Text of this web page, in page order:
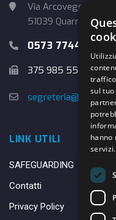
Via Arcoveggio, 4
51039 Quarrata (PT)
0573 774457
375 985 5526
LINK UTILI
SAFEGUARDING
Contatti
Privacy Policy
sul
hanno
servizi.